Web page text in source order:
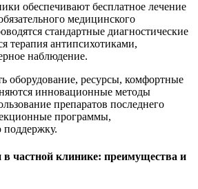
обеспечивают бесплатное лечение
медицинского
стандартные диагностические
терапия антипсихотиками,
наблюдение.
оборудование, ресурсы, комфортные
инновационные методы
препаратов последнего
программы,
поддержку.
частной клинике: преимущества и